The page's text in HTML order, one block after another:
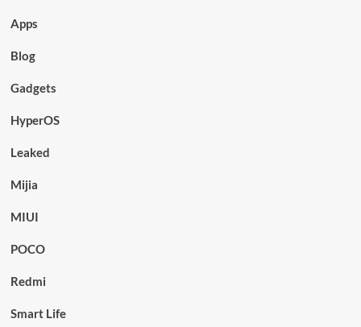
Apps
Blog
Gadgets
HyperOS
Leaked
Mijia
MIUI
POCO
Redmi
Smart Life